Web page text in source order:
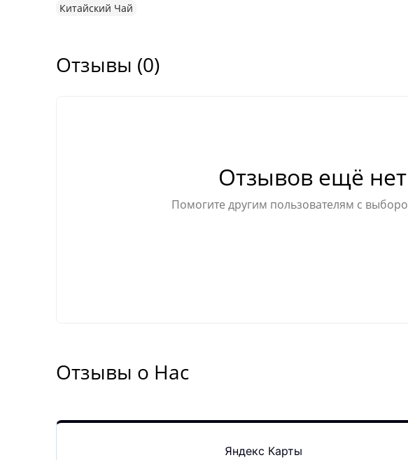
Китайский Чай
Отзывы (0)
Отзывов ещё
Помогите другим пользователям с
Отзывы о Нас
Яндекс Карты